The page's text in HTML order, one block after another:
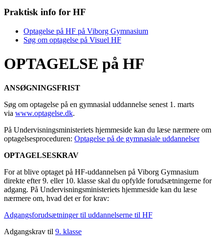
Praktisk info for HF
Optagelse på HF på Viborg Gymnasium
Søg om optagelse på Visuel HF
OPTAGELSE på HF
ANSØGNINGSFRIST
Søg om optagelse på en gymnasial uddannelse senest 1. marts
via www.optagelse.dk.
På Undervisningsministeriets hjemmeside kan du læse nærmere om
optagelsesproceduren: Optagelse på de gymnasiale uddannelser
OPTAGELSESKRAV
For at blive optaget på HF-uddannelsen på Viborg Gymnasium
direkte efter 9. eller 10. klasse skal du opfylde forudsætningerne for
adgang. På Undervisningsministeriets hjemmeside kan du læse
nærmere om, hvad det er for krav:
Adgangsforudsætninger til uddannelserne til HF
Adgangskrav til 9. klasse